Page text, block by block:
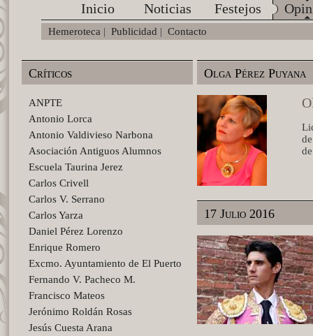
Inicio Noticias Festejos
Hemeroteca | Publicidad | Contacto
Críticos
ANPTE
Antonio Lorca
Antonio Valdivieso Narbona
Asociación Antiguos Alumnos
Escuela Taurina Jerez
Carlos Crivell
Carlos V. Serrano
Carlos Yarza
Daniel Pérez Lorenzo
Enrique Romero
Excmo. Ayuntamiento de El Puerto
Fernando V. Pacheco M.
Francisco Mateos
Jerónimo Roldán Rosas
Jesús Cuesta Arana
Olga Pérez Puyana
17 Julio 2016